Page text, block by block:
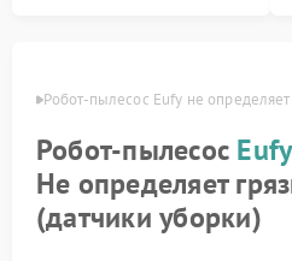
Робот-пылесос Eufy не
Робот-пылесос Eufy
Не определяет
(датчики уборки)